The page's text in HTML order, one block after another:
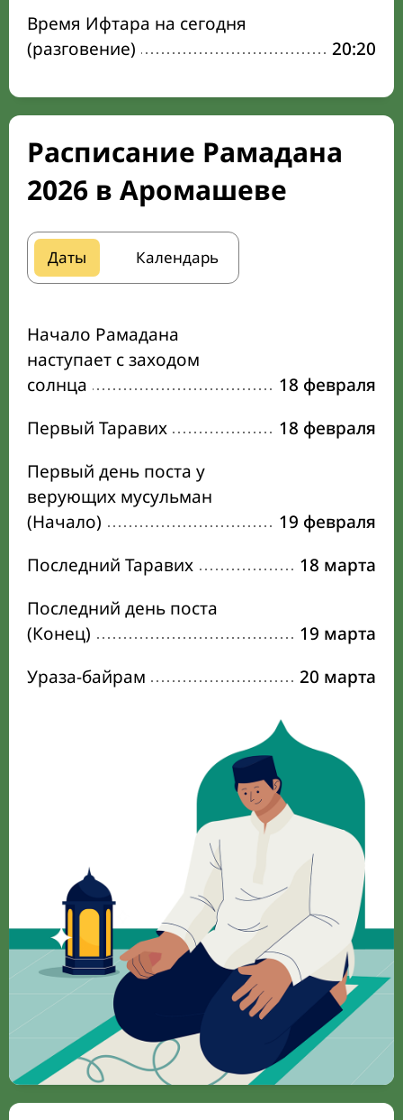
Время Ифтара на сегодня
(разговение)
20:20
Расписание Рамадана
2026 в Аромашеве
Даты Календарь
Начало Рамадана
наступает с заходом
солнца
18 февраля
Первый Таравих
18 февраля
Первый день поста у
верующих мусульман
(Начало)
19 февраля
Последний Таравих
18 марта
Последний день поста
(Конец)
19 марта
Ураза-байрам
20 марта